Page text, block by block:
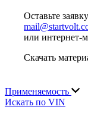
Оставьте
или интернет-
Скачать
Применяемость
Искать по VIN